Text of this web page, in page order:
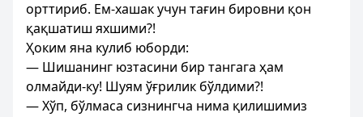
орттириб. Ем-хашак учун тағин бировни қон
қақшатиш яхшими?!
Ҳоким яна кулиб юборди:
— Шишанинг юзтасини бир тангага ҳам
олмайди-ку! Шуям ўғрилик бўлдими?!
— Хўп, бўлмаса сизнингча нима қилишимиз